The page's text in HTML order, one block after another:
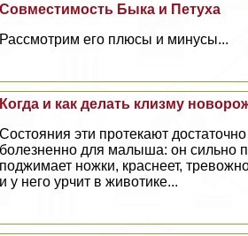
Совместимость Быка и Пeтyxа
Рассмотрим его плюсы и минусы...
Когда и как делать клизму
Состояния эти протекают достаточно
болезненно для малыша: он сильно
поджимает ножки, краснеет,
и у него урчит в животике...